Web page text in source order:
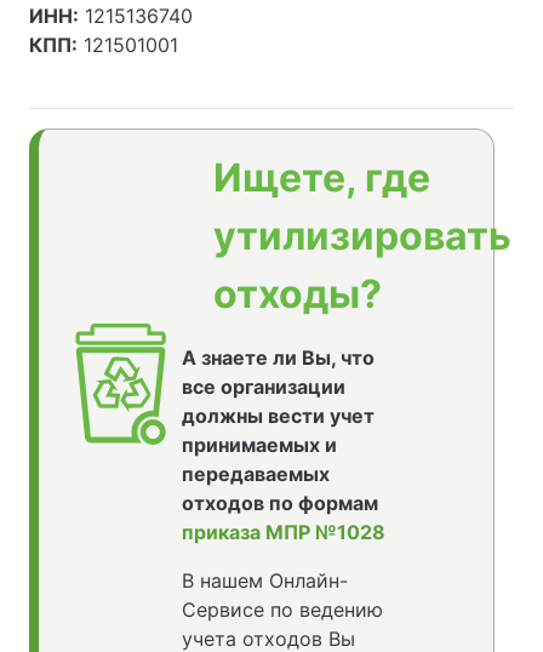
ИНН: 1215136740
КПП: 121501001
Ищете, где
утилизировать
отходы?
А знаете ли Вы, что
все организации
должны вести учет
принимаемых и
передаваемых
отходов по формам
приказа МПР №1028
В нашем Онлайн-
Сервисе по ведению
учета отходов Вы